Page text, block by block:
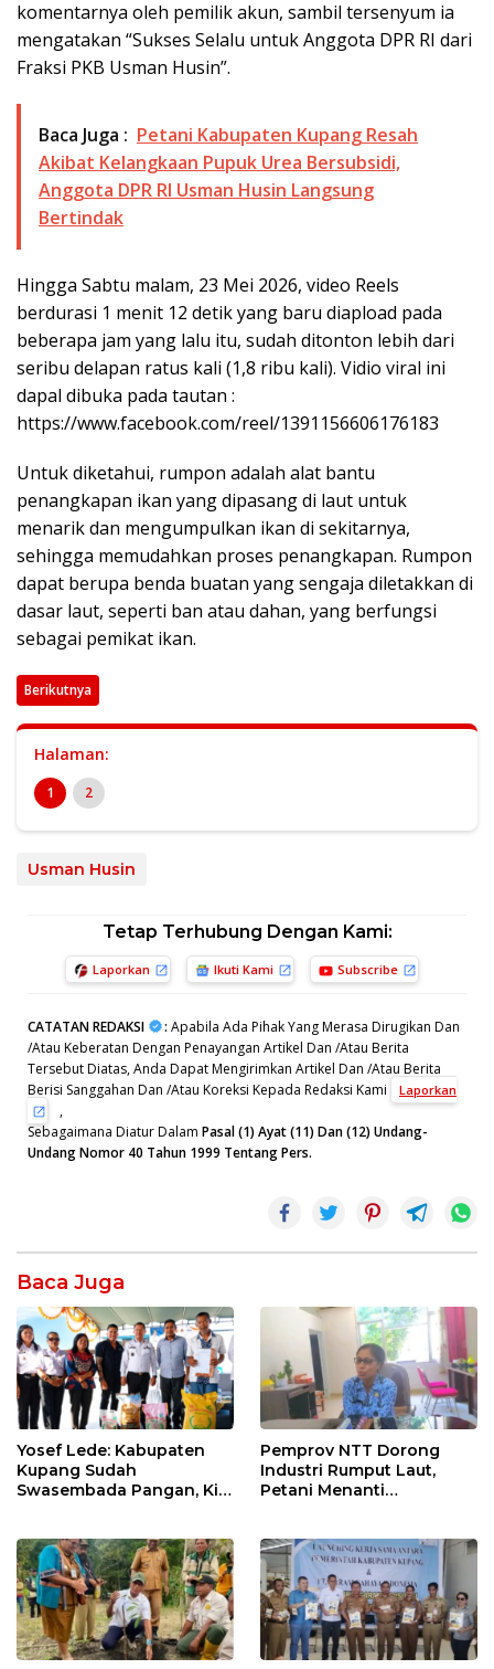
komentarnya oleh pemilik akun, sambil tersenyum ia
mengatakan “Sukses Selalu untuk Anggota DPR RI dari
Fraksi PKB Usman Husin”.
Baca Juga : Petani Kabupaten Kupang Resah
Akibat Kelangkaan Pupuk Urea Bersubsidi,
Anggota DPR RI Usman Husin Langsung
Bertindak
Hingga Sabtu malam, 23 Mei 2026, video Reels
berdurasi 1 menit 12 detik yang baru diapload pada
beberapa jam yang lalu itu, sudah ditonton lebih dari
seribu delapan ratus kali (1,8 ribu kali). Vidio viral ini
dapal dibuka pada tautan :
https://www.facebook.com/reel/1391156606176183
Untuk diketahui, rumpon adalah alat bantu
penangkapan ikan yang dipasang di laut untuk
menarik dan mengumpulkan ikan di sekitarnya,
sehingga memudahkan proses penangkapan. Rumpon
dapat berupa benda buatan yang sengaja diletakkan di
dasar laut, seperti ban atau dahan, yang berfungsi
sebagai pemikat ikan.
Berikutnya
Halaman:
1 2
Usman Husin
Tetap Terhubung Dengan Kami:
Laporkan Ikuti Kami Subscribe
CATATAN REDAKSI : Apabila Ada Pihak Yang Merasa Dirugikan Dan
/Atau Keberatan Dengan Penayangan Artikel Dan /Atau Berita
Tersebut Diatas, Anda Dapat Mengirimkan Artikel Dan /Atau Berita
Berisi Sanggahan Dan /Atau Koreksi Kepada Redaksi Kami
Laporkan
,
Sebagaimana Diatur Dalam Pasal (1) Ayat (11) Dan (12) Undang-
Undang Nomor 40 Tahun 1999 Tentang Pers.
Baca Juga
Yosef Lede: Kabupaten
Kupang Sudah
Swasembada Pangan, Kini
Pemprov NTT Dorong
Industri Rumput Laut,
Petani Menanti